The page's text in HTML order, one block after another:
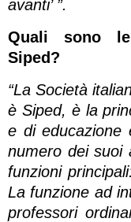
avanti’ ”.
Quali sono
Siped?
“La Società
è Siped, è la
e di educazione
numero dei suoi
funzioni
La funzione ad
professori